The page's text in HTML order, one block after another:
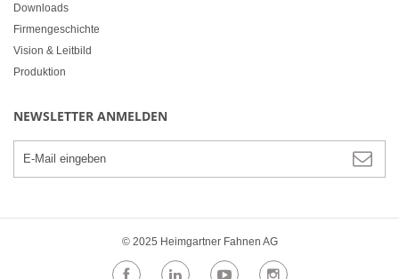
Downloads
Firmengeschichte
Vision & Leitbild
Produktion
NEWSLETTER ANMELDEN
© 2025 Heimgartner Fahnen AG